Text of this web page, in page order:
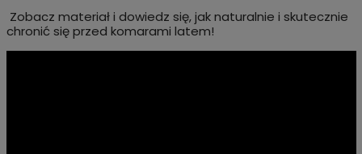
Zobacz materiał i dowiedz się, jak naturalnie i skutecznie
chronić się przed komarami latem!